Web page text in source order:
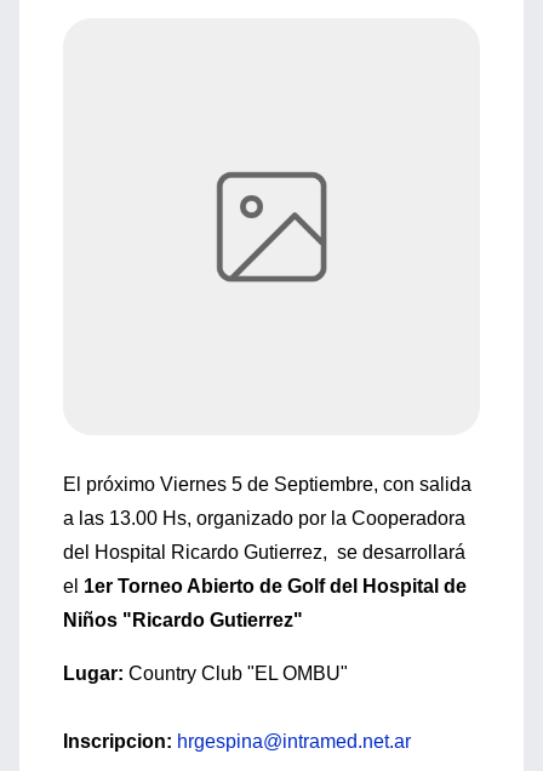
El próximo Viernes 5 de Septiembre, con salida
a las 13.00 Hs, organizado por la Cooperadora
del Hospital Ricardo Gutierrez, se desarrollará
el 1er Torneo Abierto de Golf del Hospital de
Niños "Ricardo Gutierrez"
Lugar: Country Club "EL OMBU"
Inscripcion: hrgespina@intramed.net.ar